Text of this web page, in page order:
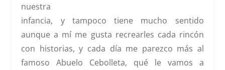
nuestra
infancia, y tampoco tiene mucho sentido
aunque a mí me gusta recrearles cada rincón
con historias, y cada día me parezco más al
famoso Abuelo Cebolleta, qué le vamos a